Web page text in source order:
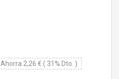
Ahorra 2,26 € ( 31% Dto. )